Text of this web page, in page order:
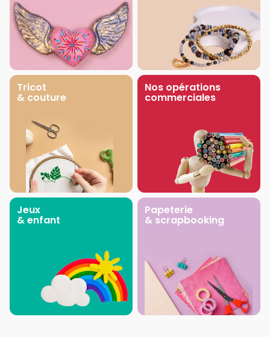
Tricot
& couture
Nos opérations
commerciales
Jeux
& enfant
Papeterie
& scrapbooking